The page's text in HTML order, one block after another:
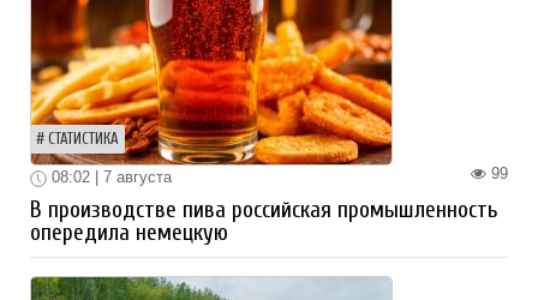
СТАТИСТИКА
99
08:02 | 7 августа
В производстве пива российская промышленность
опередила немецкую